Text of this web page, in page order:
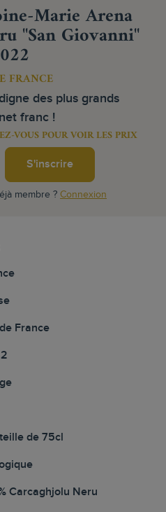
Marie Arena
"San Giovanni"
FRANCE
des plus grands
franc !
VOUS POUR VOIR LES PRIX
S'inscrire
membre ? Connexion
France
de 75cl
Carcaghjolu Neru